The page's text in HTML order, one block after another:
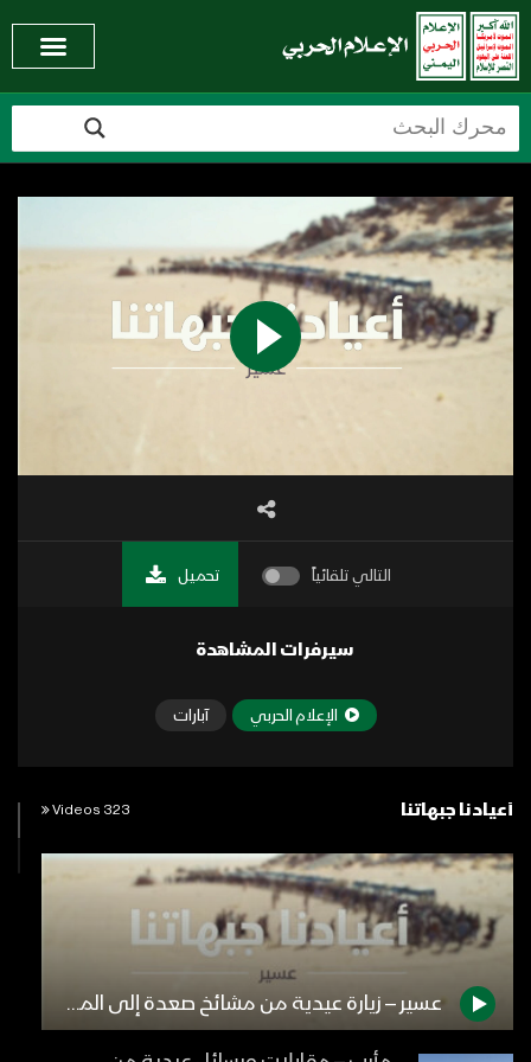
التالي تلقائياً تحميل
سيرفرات المشاهدة
الإعلام الحربي آبارات
أعيادنا جبهاتنا 323 Videos
عسير – زيارة عيدية من مشائخ صعدة إلى المجاهدين المرابطين في مجازة الشرقية